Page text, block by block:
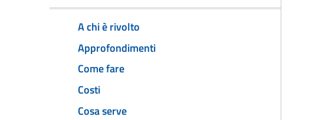
A chi è rivolto
Approfondimenti
Come fare
Costi
Cosa serve